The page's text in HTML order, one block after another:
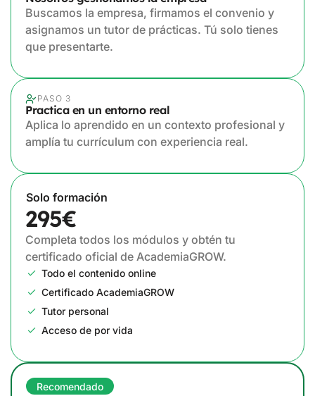
Buscamos la empresa, firmamos el convenio y
asignamos un tutor de prácticas. Tú solo tienes
que presentarte.
PASO 3
Practica en un entorno real
Aplica lo aprendido en un contexto profesional y
amplía tu currículum con experiencia real.
Solo formación
295€
Completa todos los módulos y obtén tu
certificado oficial de AcademiaGROW.
Todo el contenido online
Certificado AcademiaGROW
Tutor personal
Acceso de por vida
Recomendado